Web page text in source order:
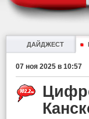
ДАЙДЖЕСТ
07 ноя 2025 в 10:57